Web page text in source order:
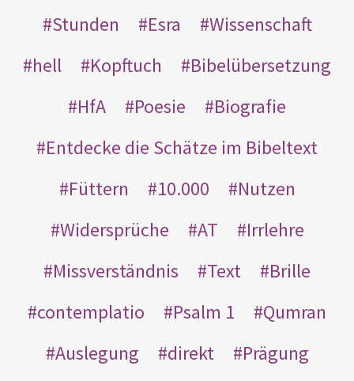
Stunden
Esra
Wissenschaft
hell
Kopftuch
Bibelübersetzung
HfA
Poesie
Biografie
Entdecke die Schätze im Bibeltext
Füttern
10.000
Nutzen
Widersprüche
AT
Irrlehre
Missverständnis
Text
Brille
contemplatio
Psalm 1
Qumran
Auslegung
direkt
Prägung